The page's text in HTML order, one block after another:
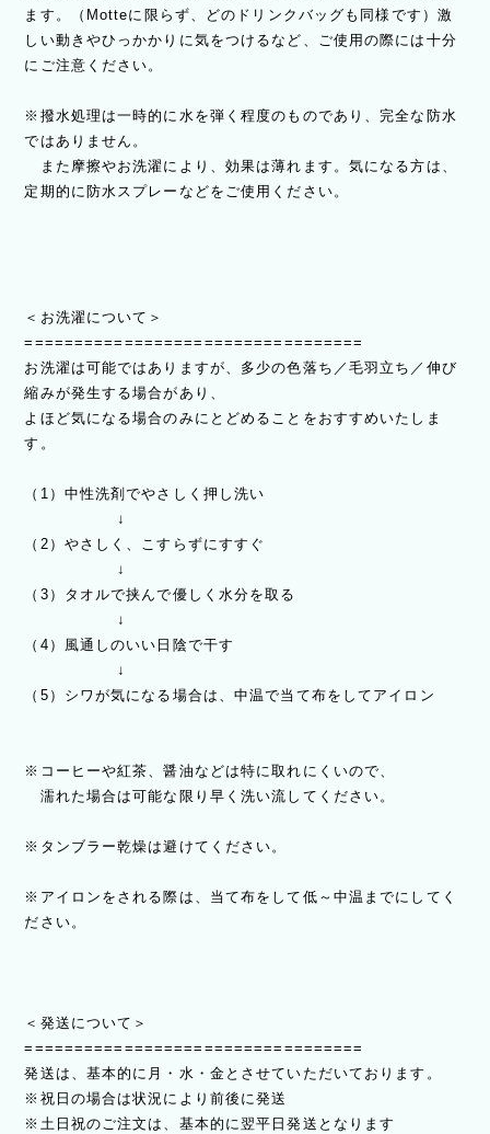
ます。（Motteに限らず、どのドリンクバッグも同様です）激
しい動きやひっかかりに気をつけるなど、ご使用の際には十分
にご注意ください。
※撥水処理は一時的に水を弾く程度のものであり、完全な防水
ではありません。
また摩擦やお洗濯により、効果は薄れます。気になる方は、
定期的に防水スプレーなどをご使用ください。
＜お洗濯について＞
==================================
お洗濯は可能ではありますが、多少の色落ち／毛羽立ち／伸び
縮みが発生する場合があり、
よほど気になる場合のみにとどめることをおすすめいたしま
す。
（1）中性洗剤でやさしく押し洗い
↓
（2）やさしく、こすらずにすすぐ
↓
（3）タオルで挟んで優しく水分を取る
↓
（4）風通しのいい日陰で干す
↓
（5）シワが気になる場合は、中温で当て布をしてアイロン
※コーヒーや紅茶、醤油などは特に取れにくいので、
濡れた場合は可能な限り早く洗い流してください。
※タンブラー乾燥は避けてください。
※アイロンをされる際は、当て布をして低～中温までにしてく
ださい。
＜発送について＞
==================================
発送は、基本的に月・水・金とさせていただいております。
※祝日の場合は状況により前後に発送
※土日祝のご注文は、基本的に翌平日発送となります